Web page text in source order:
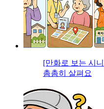
[만화로 보는 시
촘촘히 살펴요